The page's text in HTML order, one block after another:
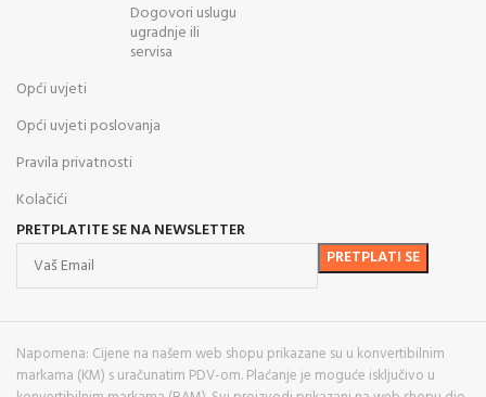
Dogovori uslugu
ugradnje ili
servisa
Opći uvjeti
Opći uvjeti poslovanja
Pravila privatnosti
Kolačići
PRETPLATITE SE NA NEWSLETTER
Napomena: Cijene na našem web shopu prikazane su u konvertibilnim
markama (KM) s uračunatim PDV-om. Plaćanje je moguće isključivo u